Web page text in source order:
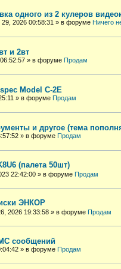
одного из 2 кулеров
2026 00:58:31 » в форуме Ничего
и 2вт
» в форуме Продам
Model C-2E
» в форуме Продам
и другое (тема
» в форуме Продам
(палета 50шт)
22:42:00 » в форуме Продам
ЭНКОР
2026 19:33:58 » в форуме Продам
сообщений
» в форуме Продам